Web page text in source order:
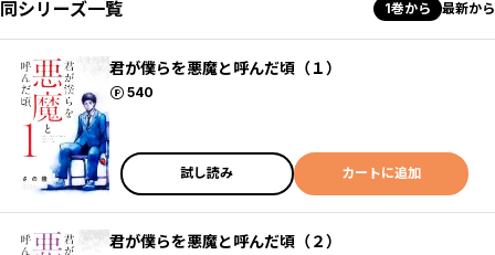
同シリーズ一覧 1巻から 最新から
君が僕らを悪魔と呼んだ頃（１）
540
ポイント
試し読み カートに追加
君が僕らを悪魔と呼んだ頃（２）